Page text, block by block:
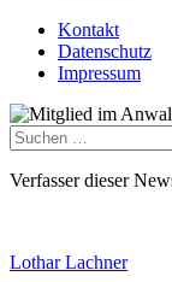
Kontakt
Datenschutz
Impressum
Suchen
nach:
Verfasser dieser
Lothar Lachner